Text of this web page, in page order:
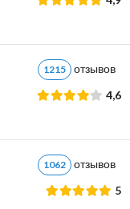
1215
4,6
1062
5